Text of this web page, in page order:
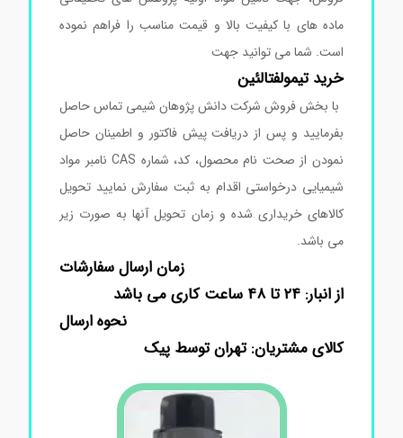
ماده های با کیفیت بالا و قیمت مناسب را فراهم نموده
است. شما می توانید جهت
خریدتیمولفتالئین
با بخش فروش شرکت دانش پژوهان شیمی تماس حاصل
بفرمایید و پس از دریافت پیش فاکتور و اطمینان حاصل
نمودن از صحت نام محصول، کد، شماره CAS نامبر مواد
شیمیایی درخواستی اقدام به ثبت سفارش نمایید تحویل
کالاهای خریداری شده و زمان تحویل آنها به صورت زیر
می باشد.
زمان ارسال سفارشات
از انبار: ۲۴ تا ۴۸ ساعت کاری می باشد
نحوه ارسال
کالای مشتریان: تهران توسط پیک